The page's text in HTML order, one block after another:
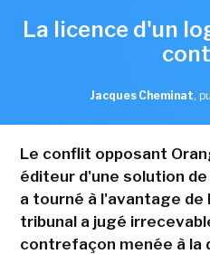
La licence d'un
Jacques Cheminat,
Le conflit opposant
éditeur d'une solution
a tourné à l'avantage de
tribunal a jugé
contrefaçon menée à la